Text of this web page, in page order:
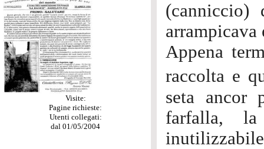
Visite:
Pagine richieste:
Utenti collegati:
dal 01/05/2004
arrampicava
Appena
raccolta e
seta ancor
farfalla,